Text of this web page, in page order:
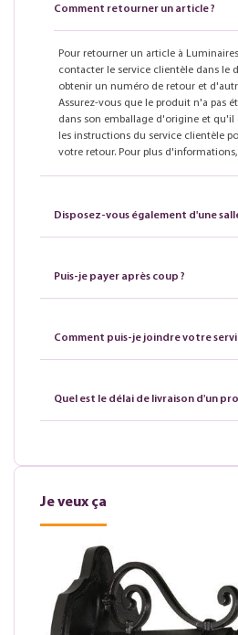
Comment retourner un article ?
Pour retourner un article à
contacter le service clientèle dans le
obtenir un numéro de retour et
Assurez-vous que le produit n'a pas
dans son emballage d'origine et qu'il
les instructions du service clientèle
votre retour. Pour plus
Disposez-vous également d'une
Puis-je payer après coup ?
Comment puis-je joindre votre
Quel est le délai de livraison d'un
Je veux ça